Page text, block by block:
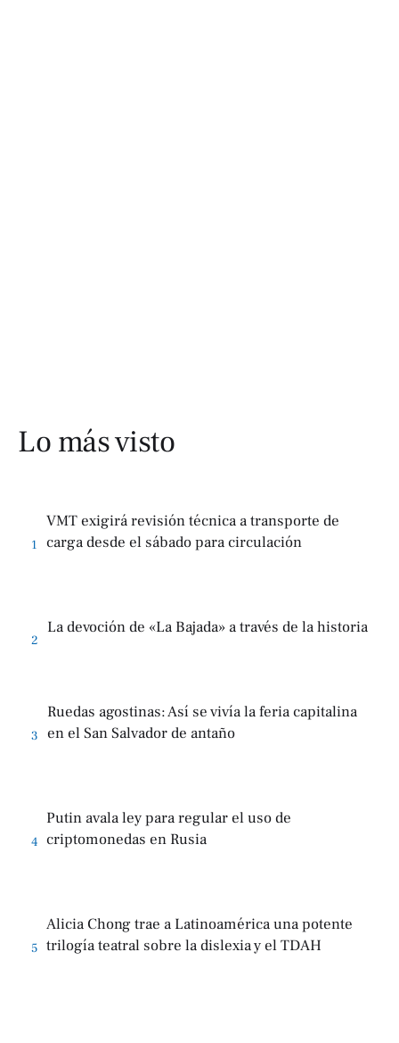
Lo más visto
1
VMT exigirá revisión técnica a transporte de
carga desde el sábado para circulación
2
La devoción de «La Bajada» a través de la historia
3
Ruedas agostinas: Así se vivía la feria capitalina
en el San Salvador de antaño
4
Putin avala ley para regular el uso de
criptomonedas en Rusia
5
Alicia Chong trae a Latinoamérica una potente
trilogía teatral sobre la dislexia y el TDAH